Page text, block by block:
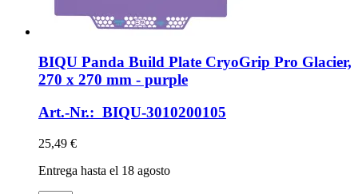
BIQU Panda Build Plate CryoGrip Pro Glacier,
270 x 270 mm -​ purple
Art.-Nr.: BIQU-3010200105
25,49 €
Entrega hasta el 18 agosto